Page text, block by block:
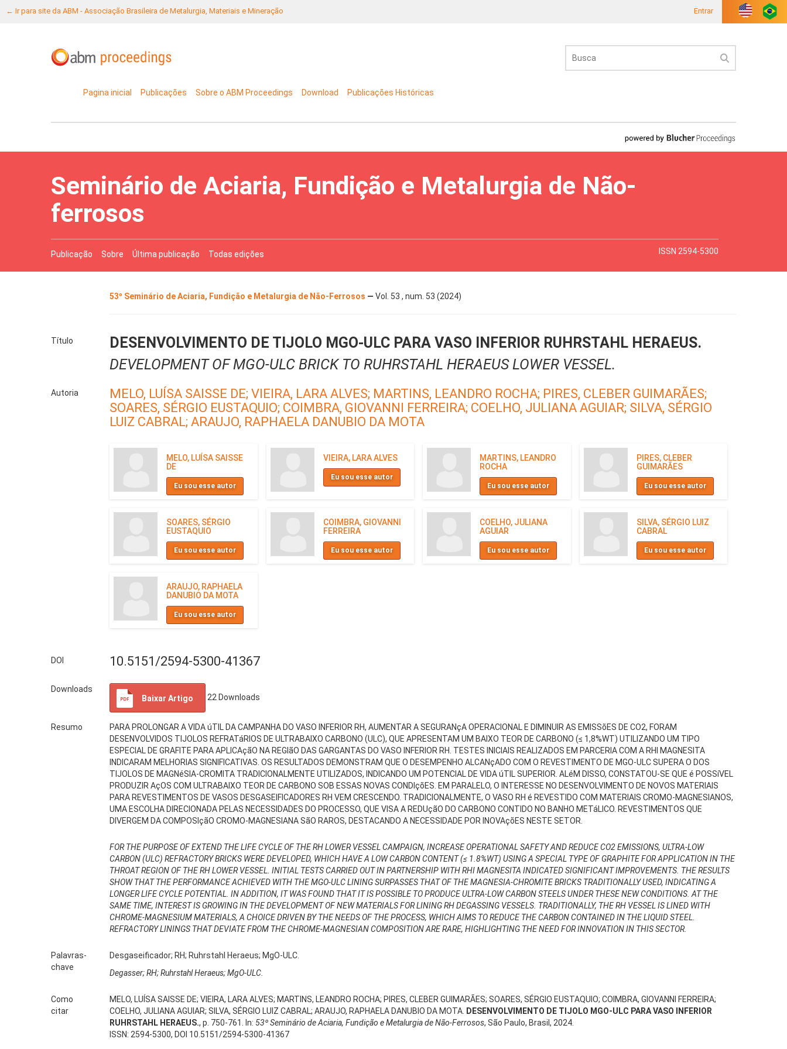
← Ir para site da ABM - Associação Brasileira de Metalurgia, Materiais e Mineração Entrar
Pagina inicial Publicações Sobre o ABM Proceedings Download Publicações Históricas
Seminário de Aciaria, Fundição e Metalurgia de Não-
ferrosos
Publicação Sobre Última publicação Todas edições ISSN 2594-5300
53º Seminário de Aciaria, Fundição e Metalurgia de Não-Ferrosos — Vol. 53 , num. 53 (2024)
Título
DESENVOLVIMENTO DE TIJOLO MGO-ULC PARA VASO INFERIOR RUHRSTAHL HERAEUS.
DEVELOPMENT OF MGO-ULC BRICK TO RUHRSTAHL HERAEUS LOWER VESSEL.
Autoria MELO, LUÍSA SAISSE DE; VIEIRA, LARA ALVES; MARTINS, LEANDRO ROCHA; PIRES, CLEBER GUIMARÃES;
SOARES, SÉRGIO EUSTAQUIO; COIMBRA, GIOVANNI FERREIRA; COELHO, JULIANA AGUIAR; SILVA, SÉRGIO
LUIZ CABRAL; ARAUJO, RAPHAELA DANUBIO DA MOTA
MELO, LUÍSA SAISSE
DE
Eu sou esse autor
VIEIRA, LARA ALVES
Eu sou esse autor
MARTINS, LEANDRO
ROCHA
Eu sou esse autor
PIRES, CLEBER
GUIMARÃES
Eu sou esse autor
SOARES, SÉRGIO
EUSTAQUIO
Eu sou esse autor
COIMBRA, GIOVANNI
FERREIRA
Eu sou esse autor
COELHO, JULIANA
AGUIAR
Eu sou esse autor
SILVA, SÉRGIO LUIZ
CABRAL
Eu sou esse autor
ARAUJO, RAPHAELA
DANUBIO DA MOTA
Eu sou esse autor
DOI 10.5151/2594-5300-41367
Downloads
Baixar Artigo
22 Downloads
Resumo
PARA PROLONGAR A VIDA úTIL DA CAMPANHA DO VASO INFERIOR RH, AUMENTAR A SEGURANçA OPERACIONAL E DIMINUIR AS EMISSõES DE CO2, FORAM
DESENVOLVIDOS TIJOLOS REFRATáRIOS DE ULTRABAIXO CARBONO (ULC), QUE APRESENTAM UM BAIXO TEOR DE CARBONO (≤ 1,8%WT) UTILIZANDO UM TIPO
ESPECIAL DE GRAFITE PARA APLICAçãO NA REGIãO DAS GARGANTAS DO VASO INFERIOR RH. TESTES INICIAIS REALIZADOS EM PARCERIA COM A RHI MAGNESITA
INDICARAM MELHORIAS SIGNIFICATIVAS. OS RESULTADOS DEMONSTRAM QUE O DESEMPENHO ALCANçADO COM O REVESTIMENTO DE MGO-ULC SUPERA O DOS
TIJOLOS DE MAGNéSIA-CROMITA TRADICIONALMENTE UTILIZADOS, INDICANDO UM POTENCIAL DE VIDA úTIL SUPERIOR. ALéM DISSO, CONSTATOU-SE QUE é POSSíVEL
PRODUZIR AçOS COM ULTRABAIXO TEOR DE CARBONO SOB ESSAS NOVAS CONDIçõES. EM PARALELO, O INTERESSE NO DESENVOLVIMENTO DE NOVOS MATERIAIS
PARA REVESTIMENTOS DE VASOS DESGASEIFICADORES RH VEM CRESCENDO. TRADICIONALMENTE, O VASO RH é REVESTIDO COM MATERIAIS CROMO-MAGNESIANOS,
UMA ESCOLHA DIRECIONADA PELAS NECESSIDADES DO PROCESSO, QUE VISA A REDUçãO DO CARBONO CONTIDO NO BANHO METáLICO. REVESTIMENTOS QUE
DIVERGEM DA COMPOSIçãO CROMO-MAGNESIANA SãO RAROS, DESTACANDO A NECESSIDADE POR INOVAçõES NESTE SETOR.
FOR THE PURPOSE OF EXTEND THE LIFE CYCLE OF THE RH LOWER VESSEL CAMPAIGN, INCREASE OPERATIONAL SAFETY AND REDUCE CO2 EMISSIONS, ULTRA-LOW
CARBON (ULC) REFRACTORY BRICKS WERE DEVELOPED, WHICH HAVE A LOW CARBON CONTENT (≤ 1.8%WT) USING A SPECIAL TYPE OF GRAPHITE FOR APPLICATION IN THE
THROAT REGION OF THE RH LOWER VESSEL. INITIAL TESTS CARRIED OUT IN PARTNERSHIP WITH RHI MAGNESITA INDICATED SIGNIFICANT IMPROVEMENTS. THE RESULTS
SHOW THAT THE PERFORMANCE ACHIEVED WITH THE MGO-ULC LINING SURPASSES THAT OF THE MAGNESIA-CHROMITE BRICKS TRADITIONALLY USED, INDICATING A
LONGER LIFE CYCLE POTENTIAL. IN ADDITION, IT WAS FOUND THAT IT IS POSSIBLE TO PRODUCE ULTRA-LOW CARBON STEELS UNDER THESE NEW CONDITIONS. AT THE
SAME TIME, INTEREST IS GROWING IN THE DEVELOPMENT OF NEW MATERIALS FOR LINING RH DEGASSING VESSELS. TRADITIONALLY, THE RH VESSEL IS LINED WITH
CHROME-MAGNESIUM MATERIALS, A CHOICE DRIVEN BY THE NEEDS OF THE PROCESS, WHICH AIMS TO REDUCE THE CARBON CONTAINED IN THE LIQUID STEEL.
REFRACTORY LININGS THAT DEVIATE FROM THE CHROME-MAGNESIAN COMPOSITION ARE RARE, HIGHLIGHTING THE NEED FOR INNOVATION IN THIS SECTOR.
Palavras-
chave
Desgaseificador; RH; Ruhrstahl Heraeus; MgO-ULC.
Degasser; RH; Ruhrstahl Heraeus; MgO-ULC.
Como
citar
MELO, LUÍSA SAISSE DE; VIEIRA, LARA ALVES; MARTINS, LEANDRO ROCHA; PIRES, CLEBER GUIMARÃES; SOARES, SÉRGIO EUSTAQUIO; COIMBRA, GIOVANNI FERREIRA;
COELHO, JULIANA AGUIAR; SILVA, SÉRGIO LUIZ CABRAL; ARAUJO, RAPHAELA DANUBIO DA MOTA. DESENVOLVIMENTO DE TIJOLO MGO-ULC PARA VASO INFERIOR
RUHRSTAHL HERAEUS., p. 750-761. In: 53º Seminário de Aciaria, Fundição e Metalurgia de Não-Ferrosos, São Paulo, Brasil, 2024.
ISSN: 2594-5300, DOI 10.5151/2594-5300-41367